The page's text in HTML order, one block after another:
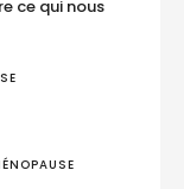
ce qui nous